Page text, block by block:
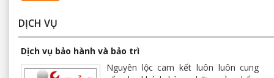
DỊCH VỤ
Dịch vụ bảo hành và bảo trì
Nguyên lộc cam kết luôn luôn cung